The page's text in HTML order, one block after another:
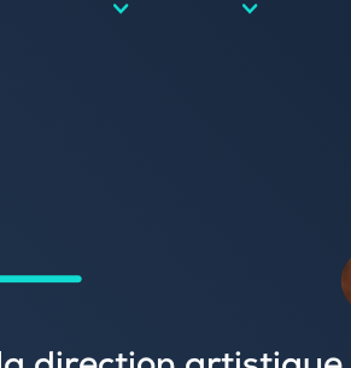
et postuler en ligne
spontanée